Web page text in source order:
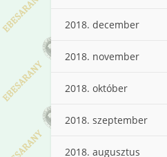
2018. december
2018. november
2018. október
2018. szeptember
2018. augusztus